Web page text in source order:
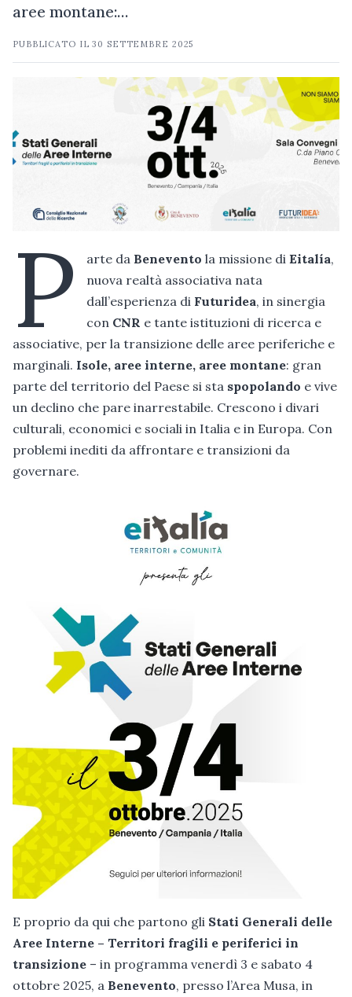
aree montane:…
PUBBLICATO IL30 SETTEMBRE 2025
P arte da Benevento la missione di Eitalía,
nuova realtà associativa nata
dall’esperienza di Futuridea, in sinergia
con CNR e tante istituzioni di ricerca e
associative, per la transizione delle aree periferiche e
marginali. Isole, aree interne, aree montane: gran
parte del territorio del Paese si sta spopolando e vive
un declino che pare inarrestabile. Crescono i divari
culturali, economici e sociali in Italia e in Europa. Con
problemi inediti da affrontare e transizioni da
governare.
E proprio da qui che partono gli Stati Generali delle
Aree Interne – Territori fragili e periferici in
transizione – in programma venerdì 3 e sabato 4
ottobre 2025, a Benevento, presso l’Area Musa, in